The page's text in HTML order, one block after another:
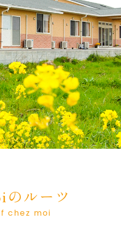
のルーツ
chez moi